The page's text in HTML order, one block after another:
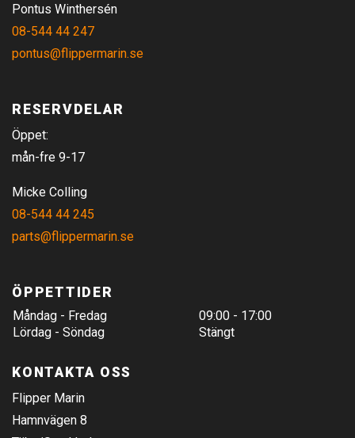
Pontus Winthersén
08-544 44 247
pontus@flippermarin.se
RESERVDELAR
Öppet:
mån-fre 9-17
Micke Colling
08-544 44 245
parts@flippermarin.se
ÖPPETTIDER
Måndag - Fredag
09:00 - 17:00
Lördag - Söndag
Stängt
KONTAKTA OSS
Flipper Marin
Hamnvägen 8